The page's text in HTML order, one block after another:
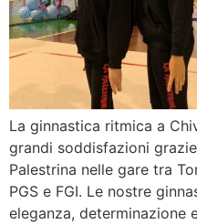
La ginnastica ritmica a
grandi soddisfazioni
Palestrina nelle gare tra
PGS e FGI. Le nostre
eleganza, determinazione